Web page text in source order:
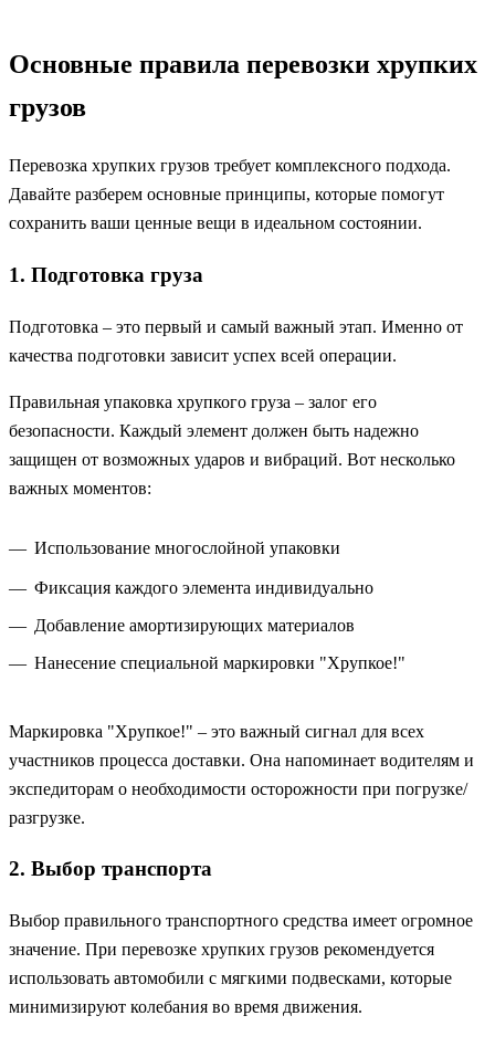
Основные правила перевозки хрупких
грузов
Перевозка хрупких грузов требует комплексного подхода.
Давайте разберем основные принципы, которые помогут
сохранить ваши ценные вещи в идеальном состоянии.
1. Подготовка груза
Подготовка – это первый и самый важный этап. Именно от
качества подготовки зависит успех всей операции.
Правильная упаковка хрупкого груза – залог его
безопасности. Каждый элемент должен быть надежно
защищен от возможных ударов и вибраций. Вот несколько
важных моментов:
Использование многослойной упаковки
Фиксация каждого элемента индивидуально
Добавление амортизирующих материалов
Нанесение специальной маркировки "Хрупкое!"
Маркировка "Хрупкое!" – это важный сигнал для всех
участников процесса доставки. Она напоминает водителям и
экспедиторам о необходимости осторожности при погрузке/
разгрузке.
2. Выбор транспорта
Выбор правильного транспортного средства имеет огромное
значение. При перевозке хрупких грузов рекомендуется
использовать автомобили с мягкими подвесками, которые
минимизируют колебания во время движения.